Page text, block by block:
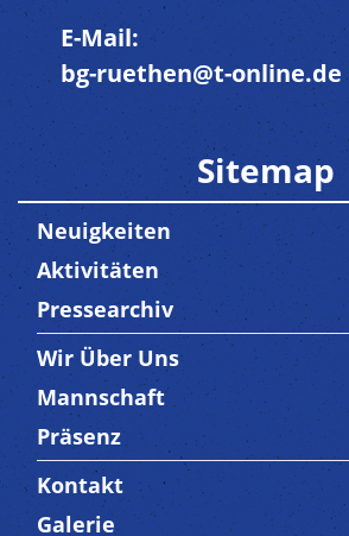
E-Mail:
bg-ruethen@t-online.de
Sitemap
Neuigkeiten
Aktivitäten
Pressearchiv
Trenner3
Wir Über Uns
Mannschaft
Präsenz
Trenner4
Kontakt
Galerie